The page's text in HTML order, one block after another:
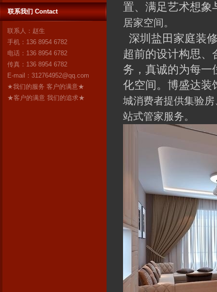
联系我们 Contact
联系人：赵生
手机：136 8954 6782
电话：136 8954 6782
传真：136 8954 6782
E-mail： 312764952@qq.com
★我们的服务 客户的满意★
★客户的满意 我们的追求★
置、满足艺术想象
居家空间。
深圳盐田家庭装
超前的设计构思、
务，真诚的为每一
化空间。博盛达装
城消费者提供集验
站式管家服务。